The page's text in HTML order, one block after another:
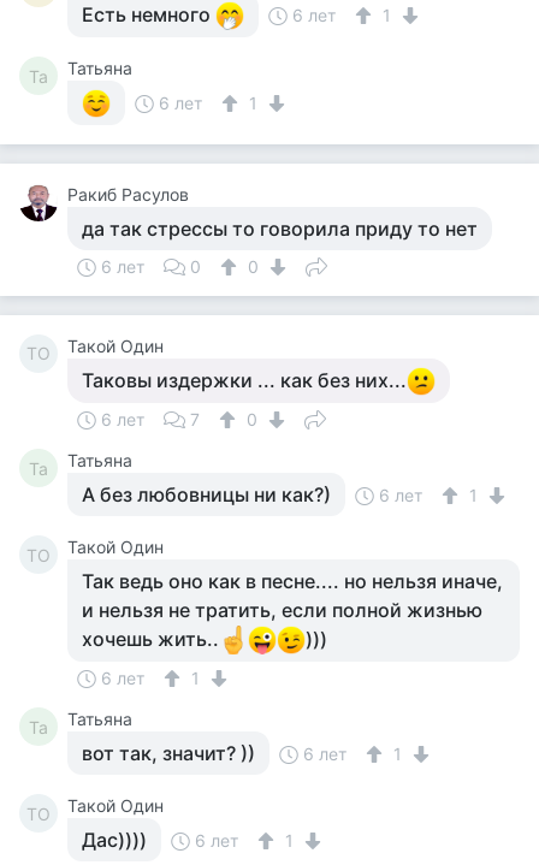
Есть немного 6 лет 1
Та
Татьяна
6 лет
1
Ракиб Расулов
да так стрессы то говорила приду то нет
6 лет 0 0
ТО Такой Один
Таковы издержки ... как без них...
6 лет 7 0
Та Татьяна
А без любовницы ни как?) 6 лет 1
ТО Такой Один
Так ведь оно как в песне.... но нельзя иначе,
и нельзя не тратить, если полной жизнью
хочешь жить..
)))
6 лет 1
Та Татьяна
вот так, значит? )) 6 лет 1
ТО Такой Один
Дас)))) 6 лет 1